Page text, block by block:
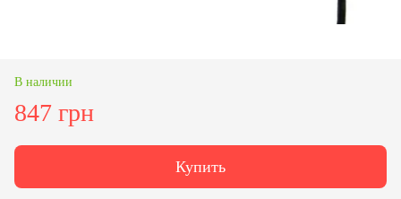
В наличии
847 грн
Купить